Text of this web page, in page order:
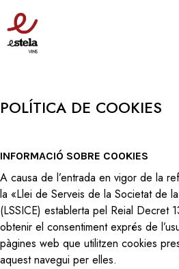
POLÍTICA DE COOKIES
INFORMACIÓ SOBRE COOKIES
A causa de l’entrada en vigor de la
la «Llei de Serveis de la Societat de
(LSSICE) establerta pel Reial Decret
obtenir el consentiment exprés de
pàgines web que utilitzen cookies
aquest navegui per elles.